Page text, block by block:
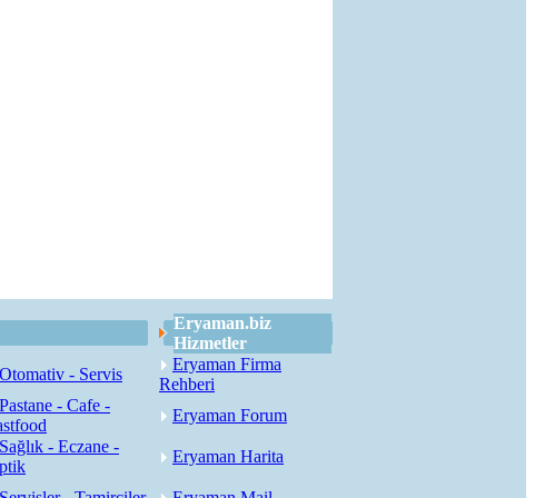
Eryaman.biz
Hizmetler
Otomativ - Servis
Eryaman Firma
Rehberi
Pastane - Cafe -
Eryaman Forum
Sağlık - Eczane -
Eryaman Harita